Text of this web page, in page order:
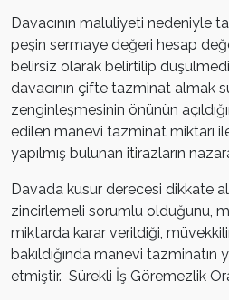
Davacının maluliyeti nedeniyle
peşin sermaye değeri hesap
belirsiz olarak belirtilip
davacının çifte tazminat almak
zenginleşmesinin önünün
edilen manevi tazminat miktarı
yapılmış bulunan itirazların nazara
Davada kusur derecesi dikkate
zincirlemeli sorumlu olduğunu,
miktarda karar verildiği,
bakıldığında manevi tazminatın
etmiştir. Sürekli İş Göremezlik